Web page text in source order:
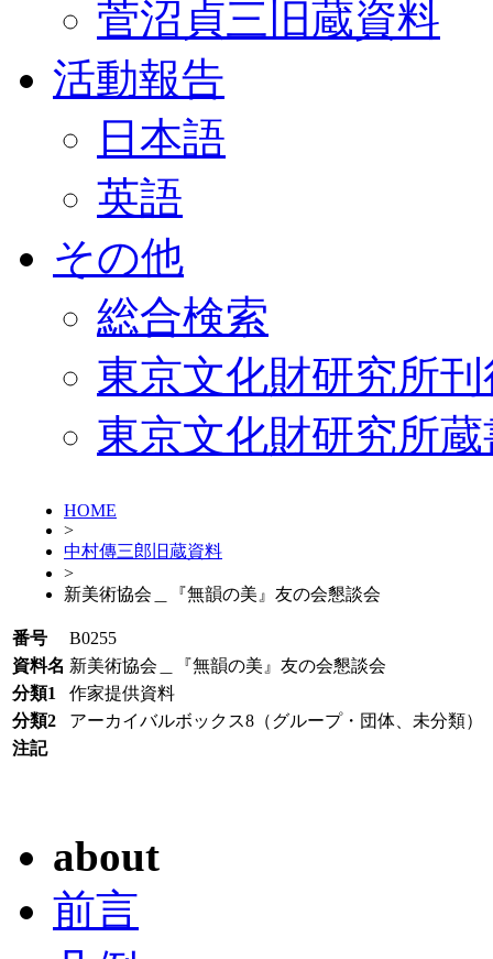
菅沼貞三旧蔵資料
活動報告
日本語
英語
その他
総合検索
東京文化財研究所
東京文化財研究所
HOME
>
中村傳三郎旧蔵資料
>
新美術協会＿『無韻の美』友の会懇談会
番号
B0255
資料名 新美術協会＿『無韻の美』友の会懇談会
分類1
作家提供資料
分類2
アーカイバルボックス8（グループ・団体、未分類）
注記
about
前言